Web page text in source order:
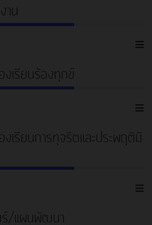
าน
≡
งเรียนร้องทุกข์
≡
เรียนการทุจริตและประพฤติมิ
≡
ร์/แผนพัฒนา